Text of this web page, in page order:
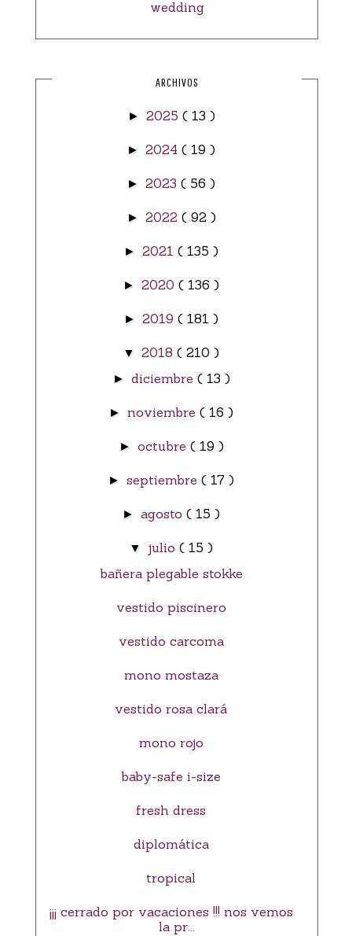
wedding
ARCHIVOS
► 2025 ( 13 )
► 2024 ( 19 )
► 2023 ( 56 )
► 2022 ( 92 )
► 2021 ( 135 )
► 2020 ( 136 )
► 2019 ( 181 )
▼ 2018 ( 210 )
► diciembre ( 13 )
► noviembre ( 16 )
► octubre ( 19 )
► septiembre ( 17 )
► agosto ( 15 )
▼ julio ( 15 )
bañera plegable stokke
vestido piscinero
vestido carcoma
mono mostaza
vestido rosa clará
mono rojo
baby-safe i-size
fresh dress
diplomática
tropical
¡¡¡ cerrado por vacaciones !!! nos vemos
la pr...